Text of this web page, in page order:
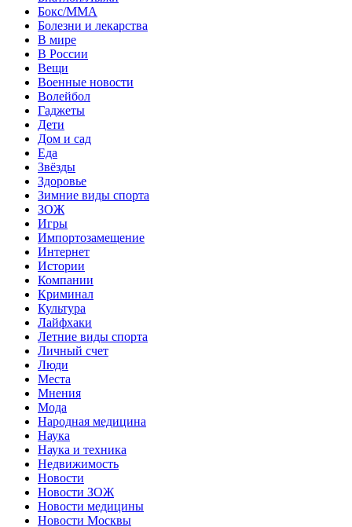
Бокс/MMA
Болезни и лекарства
В мире
В России
Вещи
Военные новости
Волейбол
Гаджеты
Дети
Дом и сад
Еда
Звёзды
Здоровье
Зимние виды спорта
ЗОЖ
Игры
Импортозамещение
Интернет
Истории
Компании
Криминал
Культура
Лайфхаки
Летние виды спорта
Личный счет
Люди
Места
Мнения
Мода
Народная медицина
Наука
Наука и техника
Недвижимость
Новости
Новости ЗОЖ
Новости медицины
Новости Москвы